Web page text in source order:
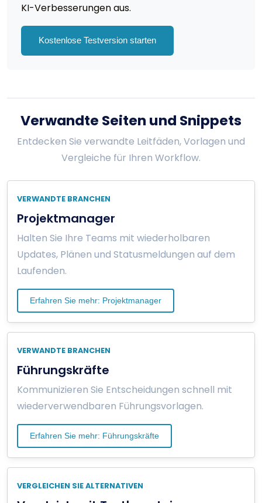
KI-Verbesserungen aus.
Kostenlose Testversion starten
Verwandte Seiten und Snippets
Entdecken Sie verwandte Leitfäden, Vorlagen und
Vergleiche für Ihren Workflow.
VERWANDTE BRANCHEN
Projektmanager
Halten Sie Ihre Teams mit wiederholbaren
Updates, Plänen und Statusmeldungen auf dem
Laufenden.
Erfahren Sie mehr: Projektmanager
VERWANDTE BRANCHEN
Führungskräfte
Kommunizieren Sie Entscheidungen schnell mit
wiederverwendbaren Führungsvorlagen.
Erfahren Sie mehr: Führungskräfte
VERGLEICHEN SIE ALTERNATIVEN